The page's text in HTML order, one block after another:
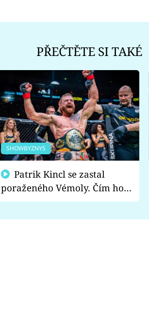
PŘEČTĚTE SI TAKÉ
SHOWBYZNYS
poraženého Vémoly. Čím ho
fanoušci naštvali?